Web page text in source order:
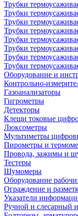
Трубки
Трубки
Трубки
Трубки
Трубки
Трубки
Трубки
Трубки
Оборудование и
Контрольно-
Газоанализаторы
Гигрометры
Детекторы
Клещи токовые
Люксометры
Мультиметры
Пирометры и
Провода, зажимы и
Тестеры
Шумомеры
Оборудование
Ограждение и
Указатели
Ручной и слесарный